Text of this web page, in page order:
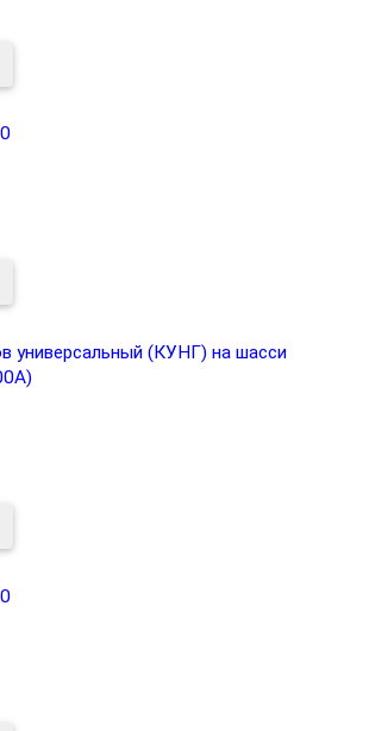
универсальный (КУНГ) на шасси